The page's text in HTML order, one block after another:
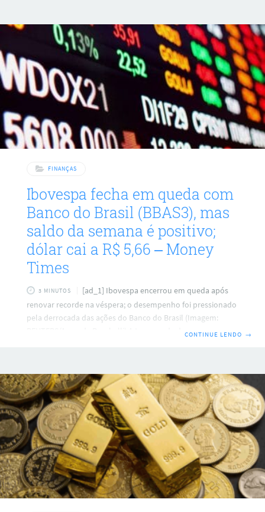
da bolsa brasileira acumulou alta de 1,96% nos últimos
cinco pregões e encerrou a sessão da sexta-feira (16) no
nível dos 139 mil pontos,
FINANÇAS
Ibovespa fecha em queda com
Banco do Brasil (BBAS3), mas
saldo da semana é positivo;
dólar cai a R$ 5,66 – Money
Times
3 MINUTOS
[ad_1] Ibovespa encerrou em queda após
renovar recorde na véspera; o desempenho foi pressionado
pela derrocada das ações do Banco do Brasil (Imagem:
REUTERS/Amanda Perobelli) A temporada de balanços
As perdas foram limitadas pelo avanço dos “pesos-
pesados” de commodities e o tom positivo dos índices de
Wall Street. Nesta sexta-feira (16), o principal
CONTINUE LENDO →